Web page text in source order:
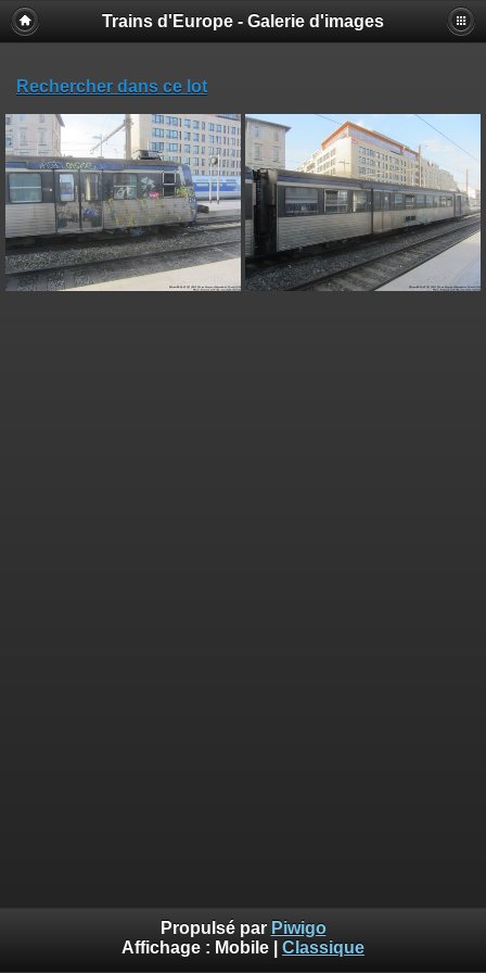
Trains d'Europe - Galerie d'images
Rechercher dans ce lot
Propulsé par Piwigo
Affichage : Mobile Classique